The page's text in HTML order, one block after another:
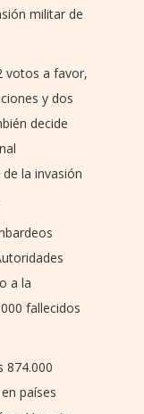
militar de
votos a favor,
y dos
decide
la invasión
a la
fallecidos
874.000
países